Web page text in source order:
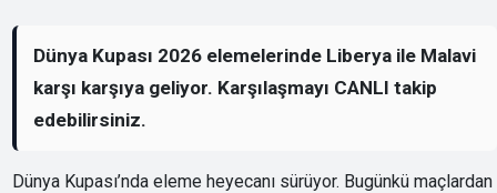
Dünya Kupası 2026 elemelerinde Liberya ile Malavi
karşı karşıya geliyor. Karşılaşmayı CANLI takip
edebilirsiniz.
Dünya Kupası’nda eleme heyecanı sürüyor. Bugünkü maçlardan